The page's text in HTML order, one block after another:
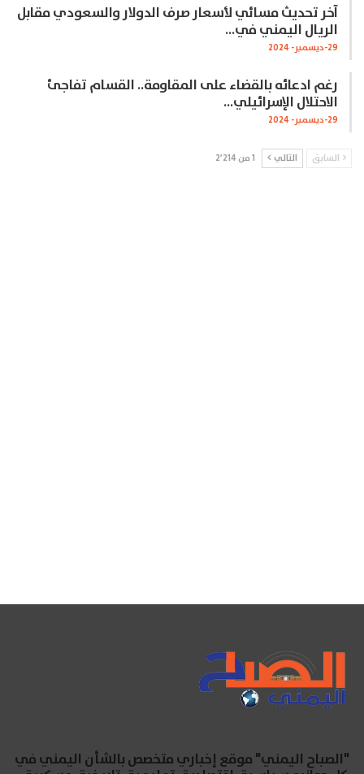
آخر تحديث مسائي لأسعار صرف الدولار والسعودي مقابل
الريال اليمني في…
29-ديسمبر- 2024
رغم ادعائه بالقضاء على المقاومة.. القسام تفاجئ
الاحتلال الإسرائيلي…
29-ديسمبر- 2024
السابق التالي 1 من 2٬214
"الصباح اليمني" موقع إخباري متخصص بالشأن اليمني في